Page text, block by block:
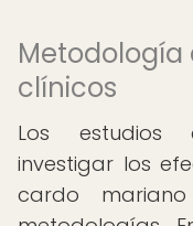
Metodología
clínicos
Los estudios
investigar los
cardo